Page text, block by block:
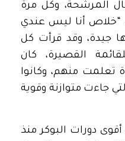
المرشحة، وكل مرة
“خلاص أنا ليس عندي
جيدة، وقد قرأت كل
القصيرة، كان
تعلمت منهم، وكانوا
جاءت متوازنة وقوية
دورات البوكر منذ